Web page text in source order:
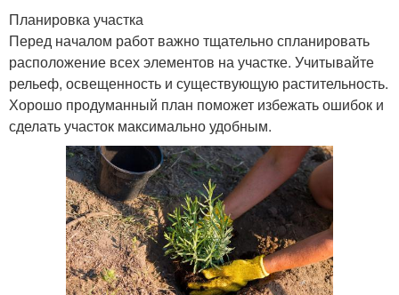
Планировка участка
Перед началом работ важно тщательно спланировать
расположение всех элементов на участке. Учитывайте
рельеф, освещенность и существующую растительность.
Хорошо продуманный план поможет избежать ошибок и
сделать участок максимально удобным.